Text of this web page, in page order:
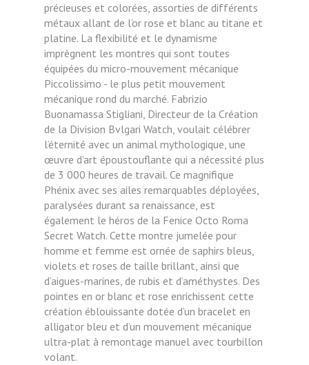
précieuses et colorées, assorties de différents
métaux allant de l’or rose et blanc au titane et
platine. La flexibilité et le dynamisme
imprègnent les montres qui sont toutes
équipées du micro-mouvement mécanique
Piccolissimo - le plus petit mouvement
mécanique rond du marché. Fabrizio
Buonamassa Stigliani, Directeur de la Création
de la Division Bvlgari Watch, voulait célébrer
l’éternité avec un animal mythologique, une
œuvre d’art époustouflante qui a nécessité plus
de 3 000 heures de travail. Ce magnifique
Phénix avec ses ailes remarquables déployées,
paralysées durant sa renaissance, est
également le héros de la Fenice Octo Roma
Secret Watch. Cette montre jumelée pour
homme et femme est ornée de saphirs bleus,
violets et roses de taille brillant, ainsi que
d’aigues-marines, de rubis et d’améthystes. Des
pointes en or blanc et rose enrichissent cette
création éblouissante dotée d’un bracelet en
alligator bleu et d’un mouvement mécanique
ultra-plat à remontage manuel avec tourbillon
volant.